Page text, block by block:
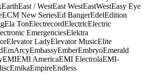
EarthEast / WestEast WestEastWestEasy Eye
ECM New SeriesEd BangerEdelEdition
Ela TonElectrecordElectricElectric
EmergenciesElektra
Elevator LadyElevator MusicElite
EmArcyEmbassyEmberEmbryoEmerald
EMIEMI AmericaEMI ElectrolaEMI-
EmikaEmpireEndless